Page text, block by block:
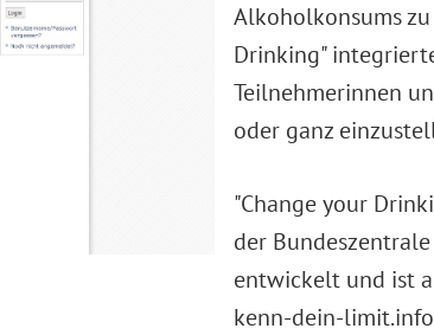
Alkoholkonsums
Drinking"
Teilnehmerinnen
oder ganz
"Change your
der
entwickelt und ist
kenn-dein-